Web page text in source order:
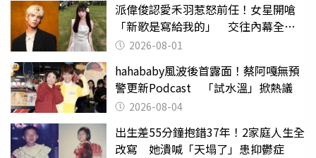
派偉俊認愛禾羽惹怒前任！女星開嗆
「新歌是寫給我的」 交往內幕全說
了 2026-08-01
hahababy風波後首露面！蔡阿嘎無預
警更新Podcast 「試水溫」掀熱議
2026-08-04
出生差55分鐘抱錯37年！2家庭人生全
改寫 她潰喊「天塌了」患抑鬱症